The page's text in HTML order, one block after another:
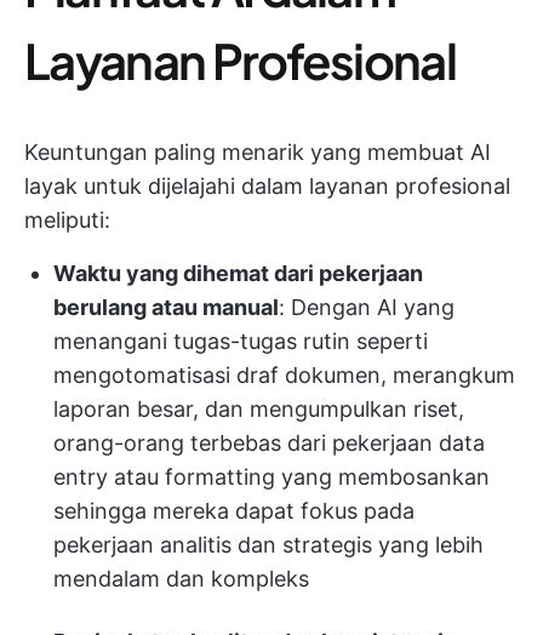
Layanan Profesional
Keuntungan paling menarik yang membuat AI
layak untuk dijelajahi dalam layanan profesional
meliputi:
Waktu yang dihemat dari pekerjaan
berulang atau manual: Dengan AI yang
menangani tugas-tugas rutin seperti
mengotomatisasi draf dokumen, merangkum
laporan besar, dan mengumpulkan riset,
orang-orang terbebas dari pekerjaan data
entry atau formatting yang membosankan
sehingga mereka dapat fokus pada
pekerjaan analitis dan strategis yang lebih
mendalam dan kompleks